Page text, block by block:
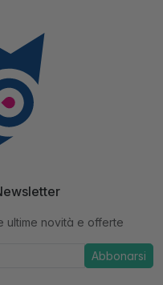
ultime novità e offerte
Abbonarsi